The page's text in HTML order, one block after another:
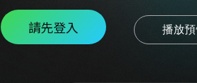
請先登入 播放